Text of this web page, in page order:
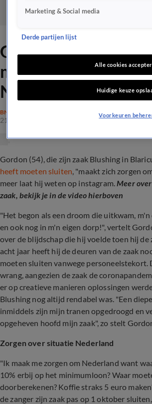
Gordon na sluiten
maak me zorgen
Nederland'
BN'ERS
21 sep 2022, 11:46
Gordon (54), die zijn zaak Blushing in
heeft moeten sluiten, "maakt zich zorgen
meer laat hij weten op instagram.Meer
zaak, bekijk je in de video hierboven
"Het begon als een droom die uitkwam, m'n
en ook nog in m'n eigen dorp!", vertelt
over de blijdschap die hij voelde toen hij de
acht jaar heeft hij de deuren van de zaak
moeten sluiten vanwege personeelstekort.
wrang, aangezien de zaak de
er op creatieve manieren oplossingen
Blushing nog altijd rendabel was. "Een
inmiddels zijn mijn tranen opgedroogd en
opgeheven hoofd mijn zaak", zo stelt
Zorgen over situatie Nederland
"Ik maak me zorgen om Nederland want
10% erbij op het minimumloon? Waar
doorberekenen? Koffie straks 5 euro
de zanger zijn zaak pas op 1 oktober
Marketing & Social media
Derde partijen lijst
Alle cookies
Huidige keuze
Voorkeuren